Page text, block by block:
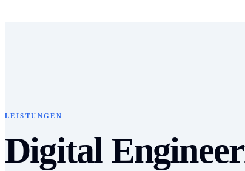
LEISTUNGEN
Digital